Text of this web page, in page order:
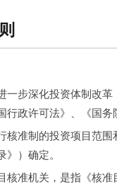
步深化投资体制改革
行政许可法》、《国
准制的投资项目范围
》）确定。
准机关，是指《核准